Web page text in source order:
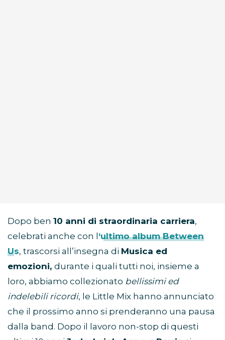
Dopo ben 10 anni di straordinaria carriera,
celebrati anche con l‘ultimo album Between
Us, trascorsi all’insegna di Musica ed
emozioni, durante i quali tutti noi, insieme a
loro, abbiamo collezionato bellissimi ed
indelebili ricordi, le Little Mix hanno annunciato
che il prossimo anno si prenderanno una pausa
dalla band. Dopo il lavoro non-stop di questi